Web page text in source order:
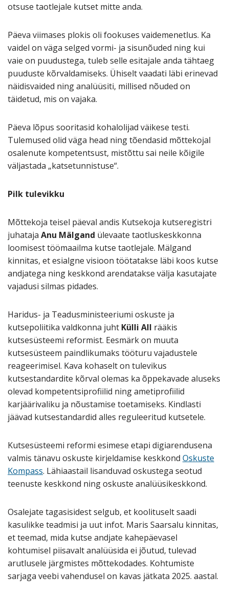
otsuse taotlejale kutset mitte anda.
Päeva viimases plokis oli fookuses vaidemenetlus. Ka
vaidel on väga selged vormi- ja sisunõuded ning kui
vaie on puudustega, tuleb selle esitajale anda tähtaeg
puuduste kõrvaldamiseks. Ühiselt vaadati läbi erinevad
näidisvaided ning analüüsiti, millised nõuded on
täidetud, mis on vajaka.
Päeva lõpus sooritasid kohalolijad väikese testi.
Tulemused olid väga head ning tõendasid mõttekojal
osalenute kompetentsust, mistõttu sai neile kõigile
väljastada „katsetunnistuse“.
Pilk tulevikku
Mõttekoja teisel päeval andis Kutsekoja kutseregistri
juhataja Anu Mälgand ülevaate taotluskeskkonna
loomisest töömaailma kutse taotlejale. Mälgand
kinnitas, et esialgne visioon töötatakse läbi koos kutse
andjatega ning keskkond arendatakse välja kasutajate
vajadusi silmas pidades.
Haridus- ja Teadusministeeriumi oskuste ja
kutsepoliitika valdkonna juht Külli All rääkis
kutsesüsteemi reformist. Eesmärk on muuta
kutsesüsteem paindlikumaks tööturu vajadustele
reageerimisel. Kava kohaselt on tulevikus
kutsestandardite kõrval olemas ka õppekavade aluseks
olevad kompetentsiprofiilid ning ametiprofiilid
karjäärivaliku ja nõustamise toetamiseks. Kindlasti
jäävad kutsestandardid alles reguleeritud kutsetele.
Kutsesüsteemi reformi esimese etapi digiarendusena
valmis tänavu oskuste kirjeldamise keskkond Oskuste
Kompass. Lähiaastail lisanduvad oskustega seotud
teenuste keskkond ning oskuste analüüsikeskkond.
Osalejate tagasisidest selgub, et koolituselt saadi
kasulikke teadmisi ja uut infot. Maris Saarsalu kinnitas,
et teemad, mida kutse andjate kahepäevasel
kohtumisel piisavalt analüüsida ei jõutud, tulevad
arutlusele järgmistes mõttekodades. Kohtumiste
sarjaga veebi vahendusel on kavas jätkata 2025. aastal.